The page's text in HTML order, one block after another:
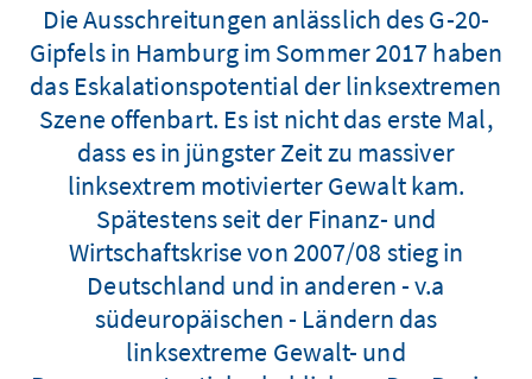
Die Ausschreitungen anlässlich des G-20-
Gipfels in Hamburg im Sommer 2017 haben
das Eskalationspotential der linksextremen
Szene offenbart. Es ist nicht das erste Mal,
dass es in jüngster Zeit zu massiver
linksextrem motivierter Gewalt kam.
Spätestens seit der Finanz- und
Wirtschaftskrise von 2007/08 stieg in
Deutschland und in anderen - v.a
südeuropäischen - Ländern das
linksextreme Gewalt- und